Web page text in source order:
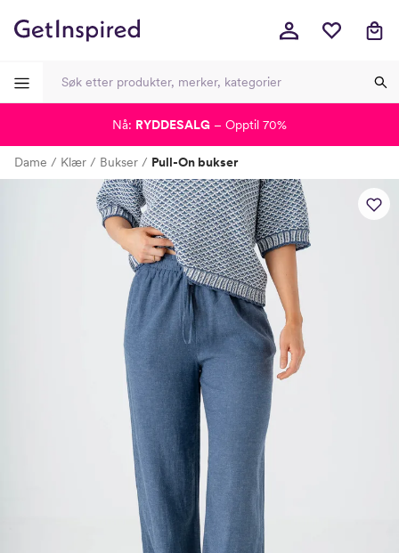
Lagt i kurven, utmerket valg! Til kassen
Dame Klær Bukser Pull-On bukser
Nå: RYDDESALG – Opptil 70%
-
-
-
-